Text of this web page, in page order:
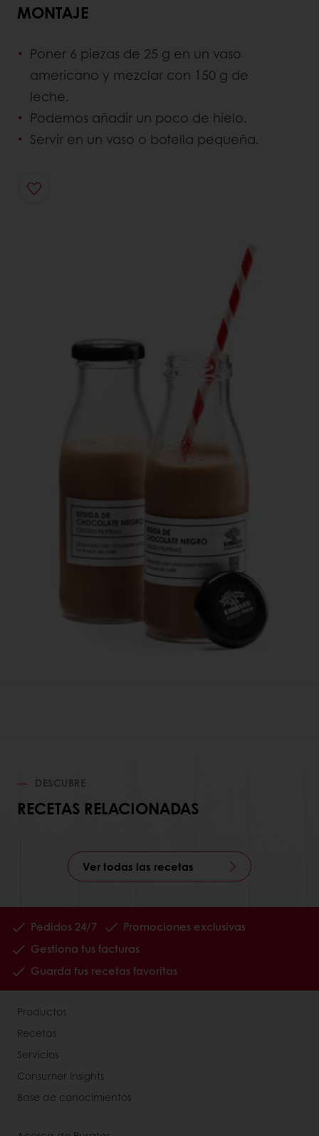
MONTAJE
Poner 6 piezas de 25 g en un vaso
americano y mezclar con 150 g de
leche.
Podemos añadir un poco de hielo.
Servir en un vaso o botella pequeña.
DESCUBRE
RECETAS RELACIONADAS
Ver todas las recetas
Pedidos 24/7
Promociones exclusivas
Gestiona tus facturas
Guarda tus recetas favoritas
Productos
Recetas
Servicios
Consumer Insights
Base de conocimientos